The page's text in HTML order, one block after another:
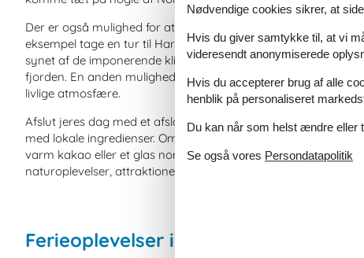
Der er også mulighed for at tage på dagsture til nogle af
eksempel tage en tur til Hardangerfjorden, der er kendt som
synet af de imponerende klipper, der stiger op fra det dybblå
fjorden. En anden mulighed er at besøge den historiske by
livlige atmosfære.
Afslut jeres dag med et afslappende ophold i jeres
med lokale ingredienser. Om aftenen kan I sidde på terrassen
varm kakao eller et glas norsk øl. Geilo er et fantastisk sted
naturoplevelser, attraktioner og seværdigheder i én
Ferieoplevelser i Geilo: Kort og godt
Nødvendige cookies sikrer, at
Hvis du giver samtykke til, at vi
videresendt anonymiserede
Hvis du accepterer brug af alle
henblik på personaliseret
Du kan når som helst ændre eller
Se også vores Persondatapolitik